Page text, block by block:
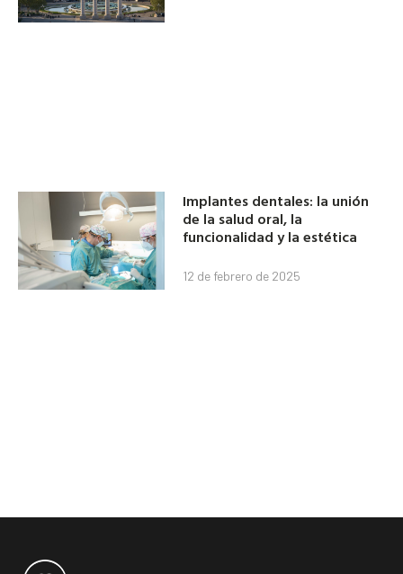
Implantes dentales: la unión
de la salud oral, la
funcionalidad y la estética
12 de febrero de 2025